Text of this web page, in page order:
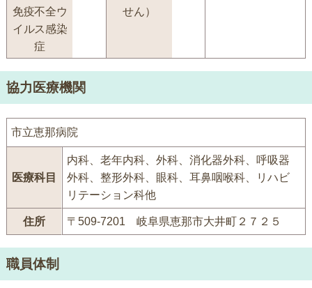
免疫不全ウ
イルス感染
症
せん）
協力医療機関
市立恵那病院
医療科目
内科、老年内科、外科、消化器外科、呼吸器
外科、整形外科、眼科、耳鼻咽喉科、リハビ
リテーション科他
住所 〒509-7201 岐阜県恵那市大井町２７２５
職員体制